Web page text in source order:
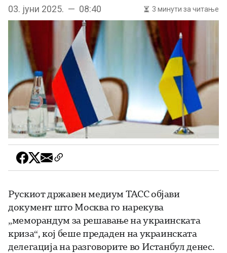
03. јуни 2025. — 08:40 3 минути за читање
Рускиот државен медиум ТАСС објави
документ што Москва го нарекува
„меморандум за решавање на украинската
криза“, кој беше предаден на украинската
делегација на разговорите во Истанбул денес.